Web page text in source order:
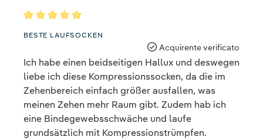
BESTE LAUFSOCKEN
Acquirente verificato
Ich habe einen beidseitigen Hallux und deswegen
liebe ich diese Kompressionssocken, da die im
Zehenbereich einfach größer ausfallen, was
meinen Zehen mehr Raum gibt. Zudem hab ich
eine Bindegewebsschwäche und laufe
grundsätzlich mit Kompressionstrümpfen.